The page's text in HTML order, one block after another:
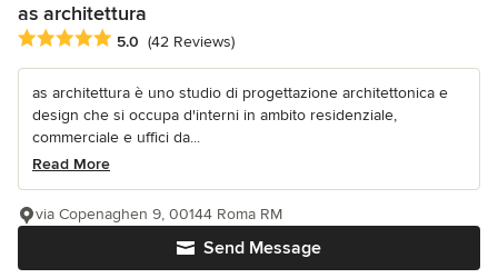
as architettura
Average rating: 5 out of 5 stars
5.0 (42 Reviews)
as architettura è uno studio di progettazione architettonica e
design che si occupa d'interni in ambito residenziale,
commerciale e uffici da...
Read More
Send Message
via Copenaghen 9, 00144 Roma RM